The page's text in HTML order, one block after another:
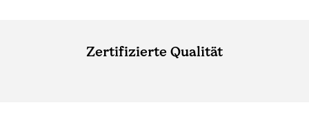
Zertifizierte Qualität